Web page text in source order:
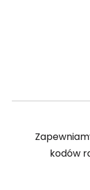
kodów